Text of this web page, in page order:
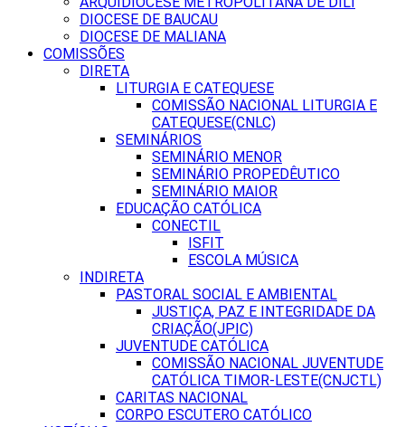
DIOCESE DE BAUCAU
DIOCESE DE MALIANA
COMISSÕES
DIRETA
LITURGIA E CATEQUESE
COMISSÃO NACIONAL LITURGIA E
CATEQUESE(CNLC)
SEMINÁRIOS
SEMINÁRIO MENOR
SEMINÁRIO PROPEDÊUTICO
SEMINÁRIO MAIOR
EDUCAÇÃO CATÓLICA
CONECTIL
ISFIT
ESCOLA MÚSICA
INDIRETA
PASTORAL SOCIAL E AMBIENTAL
JUSTIÇA, PAZ E INTEGRIDADE DA
CRIAÇÃO(JPIC)
JUVENTUDE CATÓLICA
COMISSÃO NACIONAL JUVENTUDE
CATÓLICA TIMOR-LESTE(CNJCTL)
CARITAS NACIONAL
CORPO ESCUTERO CATÓLICO